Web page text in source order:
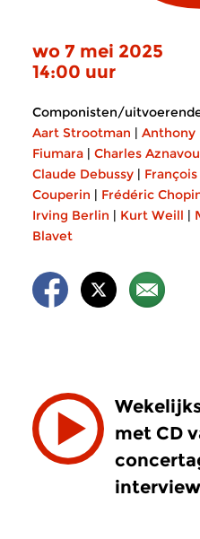
wo 7 mei 2025
14:00 uur
Componisten/
Aart Strootman | Anthony
Fiumara | Charles
Claude Debussy | François
Couperin | Frédéric
Irving Berlin | Kurt Weill |
Blavet
met CD